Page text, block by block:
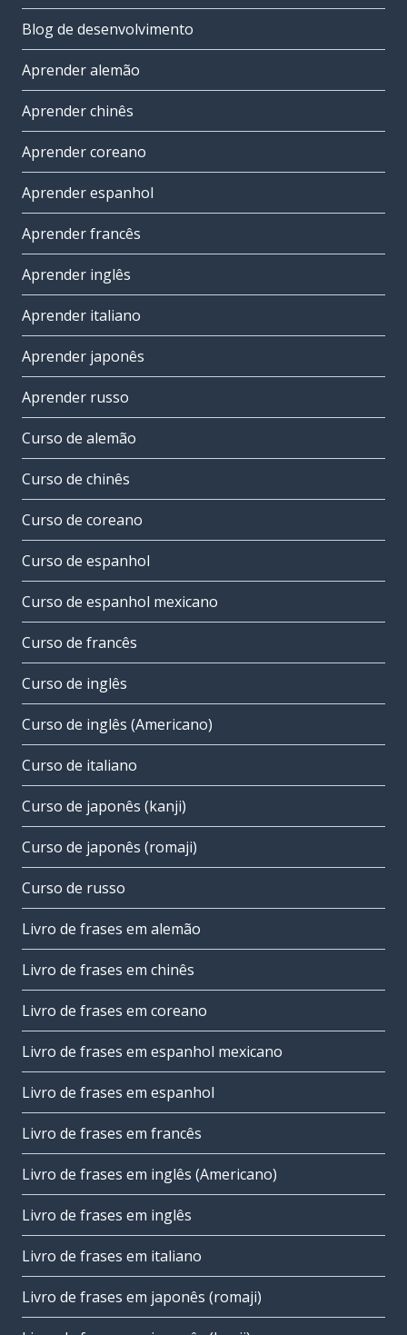
Blog de desenvolvimento
Aprender alemão
Aprender chinês
Aprender coreano
Aprender espanhol
Aprender francês
Aprender inglês
Aprender italiano
Aprender japonês
Aprender russo
Curso de alemão
Curso de chinês
Curso de coreano
Curso de espanhol
Curso de espanhol mexicano
Curso de francês
Curso de inglês
Curso de inglês (Americano)
Curso de italiano
Curso de japonês (kanji)
Curso de japonês (romaji)
Curso de russo
Livro de frases em alemão
Livro de frases em chinês
Livro de frases em coreano
Livro de frases em espanhol mexicano
Livro de frases em espanhol
Livro de frases em francês
Livro de frases em inglês (Americano)
Livro de frases em inglês
Livro de frases em italiano
Livro de frases em japonês (romaji)